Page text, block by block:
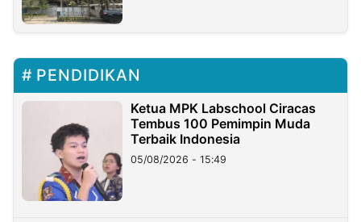
PENDIDIKAN
Ketua MPK Labschool Ciracas
Tembus 100 Pemimpin Muda
Terbaik Indonesia
05/08/2026 - 15:49